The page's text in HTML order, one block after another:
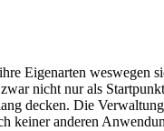
Eigenarten
nicht nur als
decken. Die
keiner anderen